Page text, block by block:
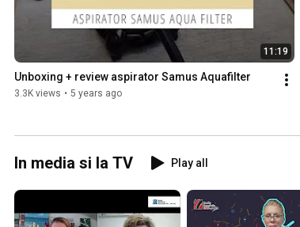
11:19
Unboxing + review aspirator Samus Aquafilter
3.3K views • 5 years ago
In media si la TV Play all